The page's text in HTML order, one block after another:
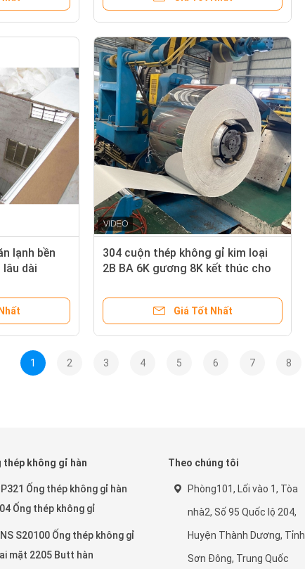
lạnh bền
dài
304 cuộn thép không gỉ kim loại
2B BA 6K gương 8K kết thúc cho
Giá Tốt Nhất
1 2 3 4 5 6 7 8
thép không gỉ hàn
Ống thép không gỉ hàn
Ống thép không gỉ
S20100 Ống thép không gỉ
mặt 2205 Butt hàn
Theo chúng tôi
Phòng101, Lối vào 1, Tòa
nhà2, Số 95 Quốc lộ 204,
Huyện Thành Dương, Tỉnh
Sơn Đông, Trung Quốc